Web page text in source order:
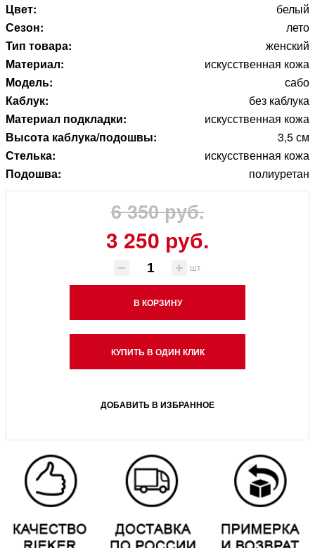
Цвет:
белый
Сезон:
лето
Тип товара:
женский
Материал:
искусственная кожа
Модель:
сабо
Каблук:
без каблука
Материал подкладки:
искусственная кожа
Высота каблука/подошвы:
3,5 см
Стелька:
искусственная кожа
Подошва:
полиуретан
6 350 руб.
3 250 руб.
шт
В КОРЗИНУ
КУПИТЬ В ОДИН КЛИК
ДОБАВИТЬ В ИЗБРАННОЕ